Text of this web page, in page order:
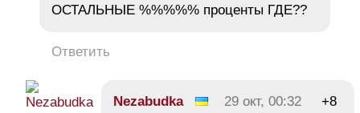
ОСТАЛЬНЫЕ %%%%% проценты ГДЕ??
Ответить
Nezabudka 29 окт, 00:32 +8